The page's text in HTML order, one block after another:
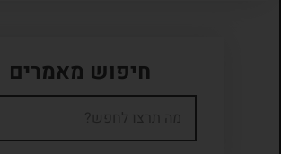
חיפוש מאמרים